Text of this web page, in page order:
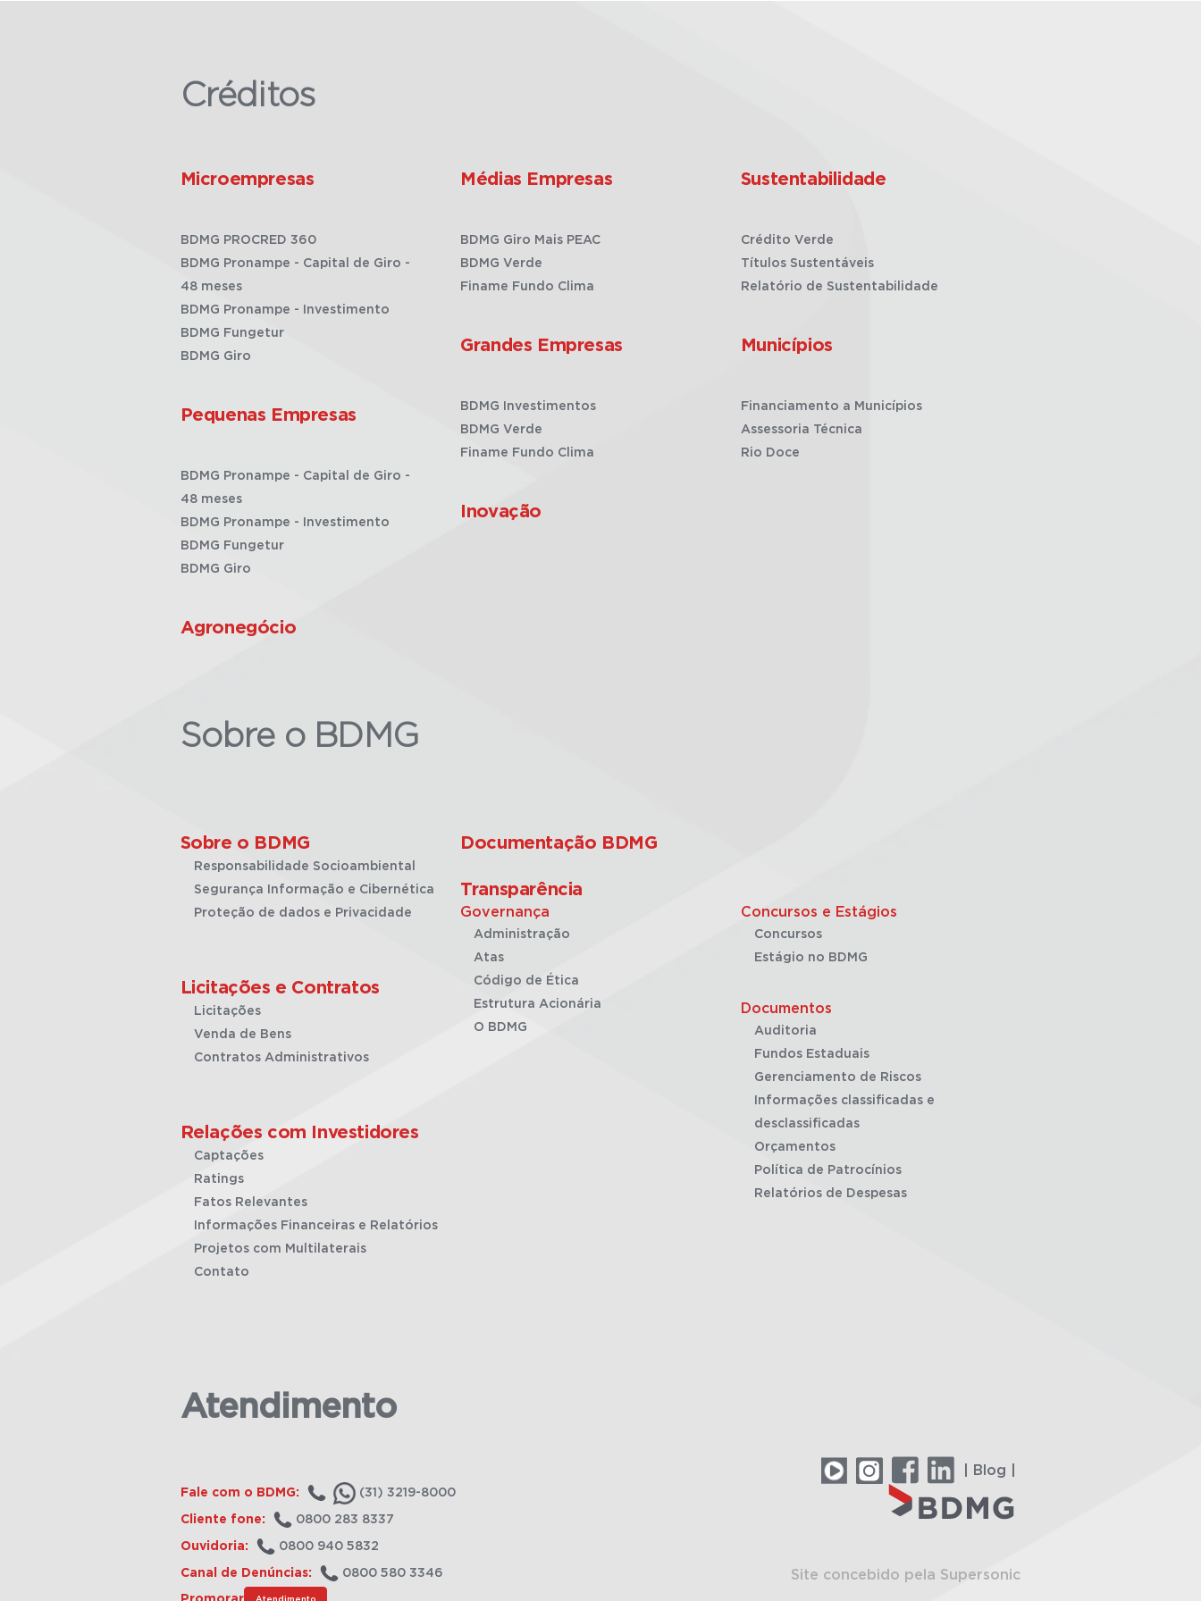
Créditos
Microempresas
BDMG PROCRED 360
BDMG Pronampe - Capital de Giro -
48 meses
BDMG Pronampe - Investimento
BDMG Fungetur
BDMG Giro
Pequenas Empresas
BDMG Pronampe - Capital de Giro -
48 meses
BDMG Pronampe - Investimento
BDMG Fungetur
BDMG Giro
Agronegócio
Médias Empresas
BDMG Giro Mais PEAC
BDMG Verde
Finame Fundo Clima
Grandes Empresas
BDMG Investimentos
BDMG Verde
Finame Fundo Clima
Inovação
Sustentabilidade
Crédito Verde
Títulos Sustentáveis
Relatório de Sustentabilidade
Municípios
Financiamento a Municípios
Assessoria Técnica
Rio Doce
Sobre o BDMG
Sobre o BDMG
Responsabilidade Socioambiental
Segurança Informação e Cibernética
Proteção de dados e Privacidade
Licitações e Contratos
Licitações
Venda de Bens
Contratos Administrativos
Relações com Investidores
Captações
Ratings
Fatos Relevantes
Informações Financeiras e Relatórios
Projetos com Multilaterais
Contato
Documentação BDMG
Transparência
Governança
Administração
Atas
Código de Ética
Estrutura Acionária
O BDMG
Concursos e Estágios
Concursos
Estágio no BDMG
Documentos
Auditoria
Fundos Estaduais
Gerenciamento de Riscos
Informações classificadas e
desclassificadas
Orçamentos
Política de Patrocínios
Relatórios de Despesas
Atendimento
Fale com o BDMG: (31) 3219-8000
Cliente fone: 0800 283 8337
Ouvidoria: 0800 940 5832
Canal de Denúncias: 0800 580 3346
Atendimento
| Blog |
Site concebido pela Supersonic